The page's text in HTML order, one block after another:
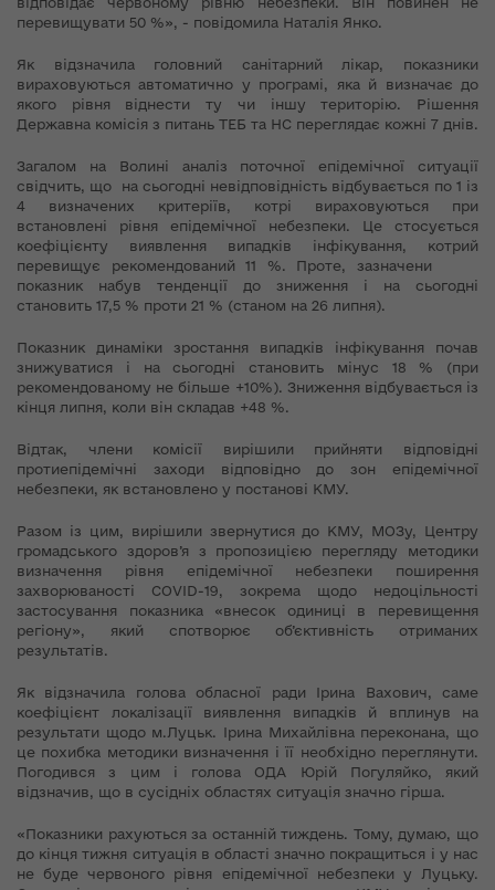
перевищувати 50 %», - повідомила Наталія Янко.
Як відзначила головний санітарний лікар, показники
вираховуються автоматично у програмі, яка й визначає до
якого рівня віднести ту чи іншу територію. Рішення
Державна комісія з питань ТЕБ та НС переглядає кожні 7 днів.
Загалом на Волині аналіз поточної епідемічної ситуації
свідчить, що на сьогодні невідповідність відбувається по 1 із
4 визначених критеріїв, котрі вираховуються при
встановлені рівня епідемічної небезпеки. Це стосується
коефіцієнту виявлення випадків інфікування, котрий
перевищує рекомендований 11 %. Проте, зазначени
показник набув тенденції до зниження і на сьогодні
становить 17,5 % проти 21 % (станом на 26 липня).
Показник динаміки зростання випадків інфікування почав
знижуватися і на сьогодні становить мінус 18 % (при
рекомендованому не більше +10%). Зниження відбувається із
кінця липня, коли він складав +48 %.
Відтак, члени комісії вирішили прийняти відповідні
протиепідемічні заходи відповідно до зон епідемічної
небезпеки, як встановлено у постанові КМУ.
Разом із цим, вирішили звернутися до КМУ, МОЗу, Центру
громадського здоров’я з пропозицією перегляду методики
визначення рівня епідемічної небезпеки поширення
захворюваності COVID-19, зокрема щодо недоцільності
застосування показника «внесок одиниці в перевищення
регіону», який спотворює об’єктивність отриманих
результатів.
Як відзначила голова обласної ради Ірина Вахович, саме
коефіцієнт локалізації виявлення випадків й вплинув на
результати щодо м.Луцьк. Ірина Михайлівна переконана, що
це похибка методики визначення і її необхідно переглянути.
Погодився з цим і голова ОДА Юрій Погуляйко, який
відзначив, що в сусідніх областях ситуація значно гірша.
«Показники рахуються за останній тиждень. Тому, думаю, що
до кінця тижня ситуація в області значно покращиться і у нас
не буде червоного рівня епідемічної небезпеки у Луцьку.